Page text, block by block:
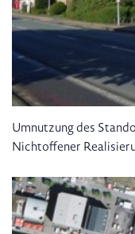
Umnutzung des
Nichtoffener